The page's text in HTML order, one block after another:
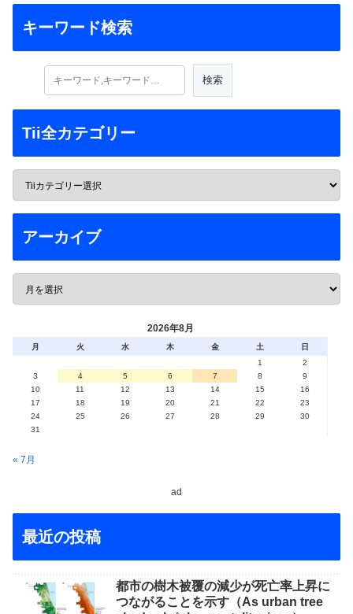
キーワード検索
Tii全カテゴリー
アーカイブ
2026年8月
月 火 水 木 金 土
日
1
2
3
4 5 6 7 8
9
10
11 12 13 14 15
16
17
18 19 20 21 22
23
24
25 26 27 28 29
30
31
« 7月
ad
最近の投稿
都市の樹木被覆の減少が死亡率上昇に
つながることを示す（As urban tree